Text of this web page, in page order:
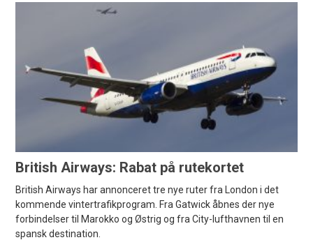
British Airways: Rabat på rutekortet
British Airways har annonceret tre nye ruter fra London i det
kommende vintertrafikprogram. Fra Gatwick åbnes der nye
forbindelser til Marokko og Østrig og fra City-lufthavnen til en
spansk destination.